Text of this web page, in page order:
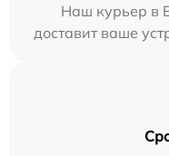
Наш курьер в
доставит ваше